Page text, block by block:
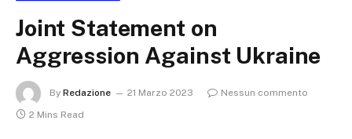
Joint Statement on
Aggression Against Ukraine
By Redazione 21 Marzo 2023
Nessun commento
2 Mins Read